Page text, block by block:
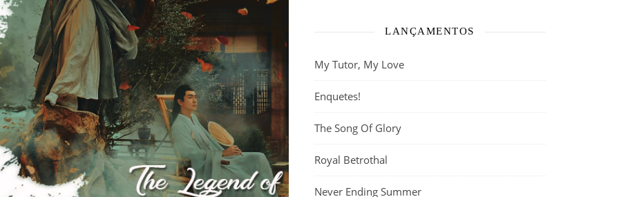
LANÇAMENTOS
My Tutor, My Love
Enquetes!
The Song Of Glory
Royal Betrothal
Never Ending Summer